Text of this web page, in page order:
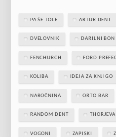
PA ŠE TOLE ARTUR DENT
DVELOVNIK DARILNI BON
FENCHURCH FORD
KOLIBA IDEJA ZA KNJIGO
NAROČNINA ORTO BAR
RANDOM DENT
VOGONI ZAPISKI